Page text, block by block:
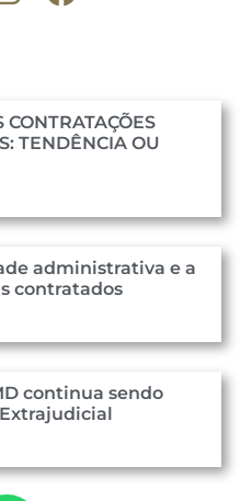
TENDÊNCIA OU
administrativa e a
contratados
continua sendo